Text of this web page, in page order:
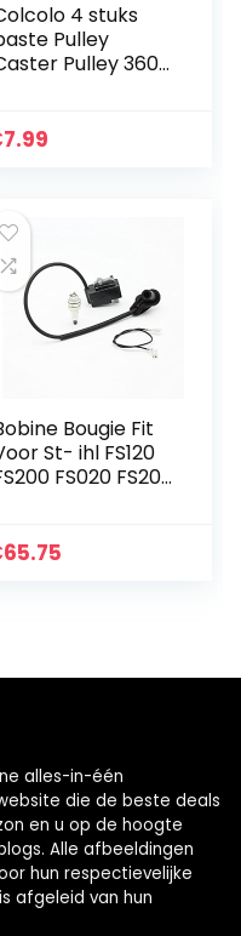
4 stuks
Pulley
Pulley 360
Wielen
7.99
Bougie Fit
St- ihl FS120
FS020 FS202
65.75
alles-in-één
die de beste deals
en u op de hoogte
Alle afbeeldingen
hun respectievelijke
afgeleid van hun